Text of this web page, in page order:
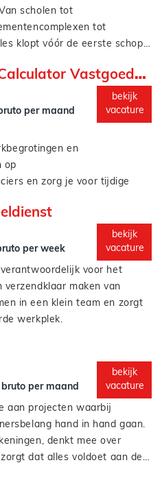
uitdagingen met een hands-
scholen tot
tot
klopt vóór de eerste schop
op en bewaakt de voortgang;
en bewaakt kosten en
en maakt afspraken
klopt en dat het
projectleiders, uitvoerders en
strak uitgevoerd project te
Zwolle, waar je samen met het
in Overijssel en omgeving.
Werkvoorbereider / Calculator Vastgoedonderhoud
per maand
bekijk
vacature
en
op
en zorg je voor tijdige
voortgang en planning
voor afstemming met
en ondersteun je de
je heldere offertes op
en werk je met IBIS Trad en
en werk je nauw samen
en kostenbewuste
per week
bekijk
vacature
voor het
verzendklaar maken van
in een klein team en zorgt
werkplek.
en
aan materieel
en uitgaande goederen
voor transport
en schilderen van
en toiletten
en veilig
per maand
bekijk
vacature
aan projecten waarbij
hand in hand gaan.
denkt mee over
dat alles voldoet aan de